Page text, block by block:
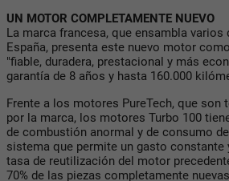
UN MOTOR COMPLETAMENTE NUEVO
La marca francesa, que ensambla
España, presenta este nuevo motor
"fiable, duradera, prestacional y más
garantía de 8 años y hasta 160.000
Frente a los motores PureTech, que
por la marca, los motores Turbo 100
de combustión anormal y de consumo
sistema que permite un gasto constante
tasa de reutilización del motor
70% de las piezas completamente